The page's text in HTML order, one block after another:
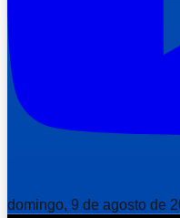
domingo, 9 de agosto de